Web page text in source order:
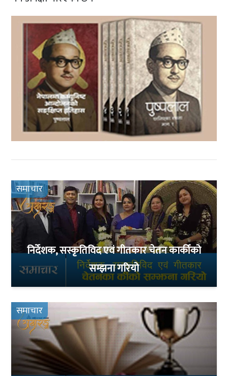
समाचार
निर्देशक, सस्कृतिविद एवं गीतकार चेतन कार्कीको
सम्झना गरियो
समाचार